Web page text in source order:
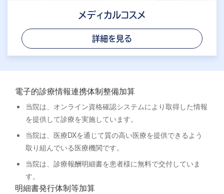
メディカルコスメ
詳細を見る
電子的診療情報連携体制整備加算
当院は、オンライン資格確認システムにより取得した情報
を提供して診療を実施しています。
当院は、医療DXを通じて質の高い医療を提供できるよう
取り組んでいる医療機関です。
当院は、診療報酬明細書を患者様に無料で交付していま
す。
明細書発行体制等加算